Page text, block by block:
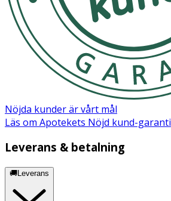
Nöjda kunder är vårt mål
Läs om Apotekets Nöjd kund-garanti
Leverans & betalning
🚚Leverans